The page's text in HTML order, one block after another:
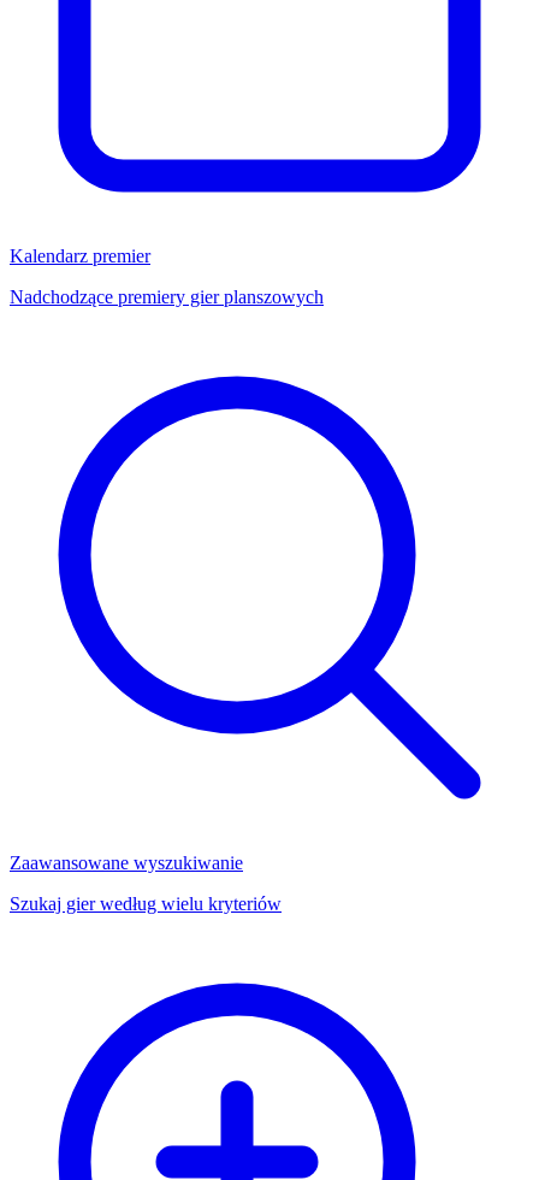
Kalendarz premier
Nadchodzące premiery gier planszowych
Zaawansowane wyszukiwanie
Szukaj gier według wielu kryteriów